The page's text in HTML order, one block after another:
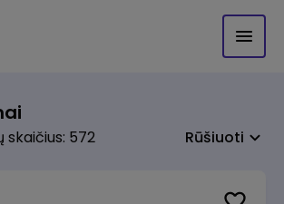
skaičius: 572 Rūšiuoti